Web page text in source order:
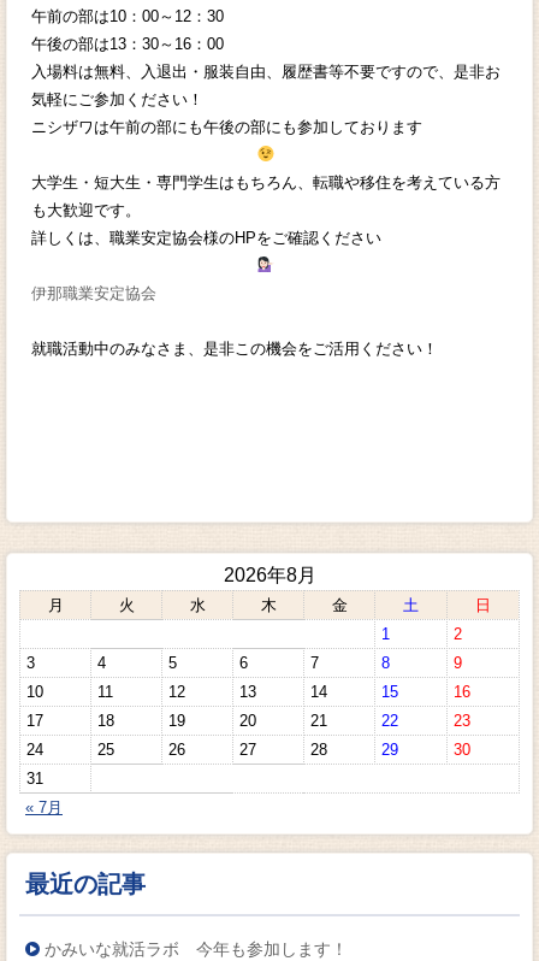
午前の部は10：00～12：30
午後の部は13：30～16：00
入場料は無料、入退出・服装自由、履歴書等不要ですので、是非お
気軽にご参加ください！
ニシザワは午前の部にも午後の部にも参加しております
大学生・短大生・専門学生はもちろん、転職や移住を考えている方
も大歓迎です。
詳しくは、職業安定協会様のHPをご確認ください
伊那職業安定協会
就職活動中のみなさま、是非この機会をご活用ください！
2026年8月
月 火 水 木 金 土 日
« 7月
1
2
3
4 5 6 7 8
9
10
11 12 13 14 15
16
17
18 19 20 21 22
23
24
25 26 27 28 29
30
31
最近の記事
かみいな就活ラボ 今年も参加します！